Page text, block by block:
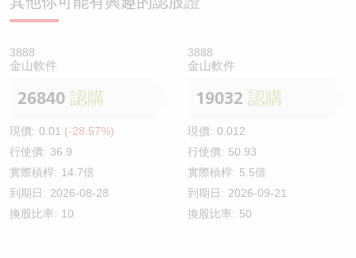
3888
金山軟件
26840 認購
現價: 0.01 (-28.57%)
行使價: 36.9
實際槓桿: 14.7倍
到期日: 2026-08-28
換股比率: 10
3888
金山軟件
19032 認購
現價: 0.012
行使價: 50.93
實際槓桿: 5.5倍
到期日: 2026-09-21
換股比率: 50